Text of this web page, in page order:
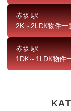
赤坂 駅
2K～2LDK物件一
赤坂 駅
1DK～1LDK物件